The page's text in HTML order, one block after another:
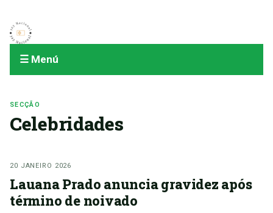
☰ Menú
SECÇÃO
Celebridades
20 JANEIRO 2026
Lauana Prado anuncia gravidez após
término de noivado